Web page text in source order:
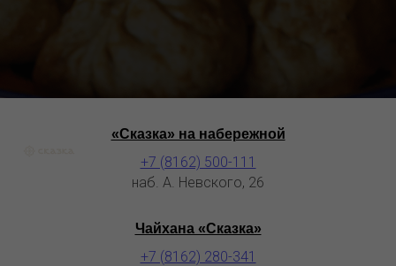
«Сказка» на набережной
+7 (8162) 500-111
наб. А. Невского, 26
Чайхана «Сказка»
+7 (8162) 280-341